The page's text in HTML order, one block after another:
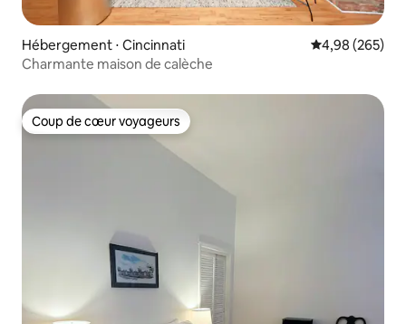
Hébergement ⋅ Cincinnati Évaluation
4,98 (265)
Charmante maison de calèche
Coup de cœur voyageurs
Coup de cœur voyageurs